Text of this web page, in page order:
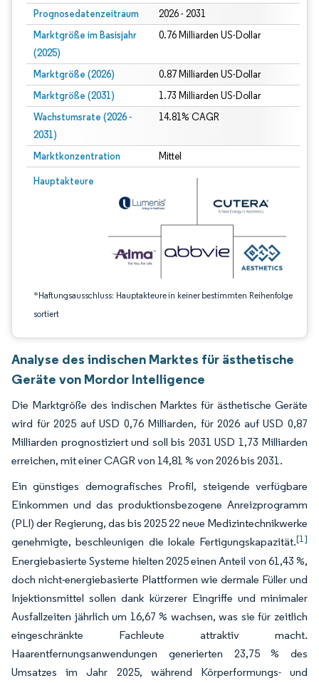
Prognosedatenzeitraum 2026 - 2031
Marktgröße im Basisjahr
(2025)
0.76 Milliarden US-Dollar
Marktgröße (2026) 0.87 Milliarden US-Dollar
Marktgröße (2031) 1.73 Milliarden US-Dollar
Wachstumsrate (2026 -
2031)
14.81% CAGR
Marktkonzentration Mittel
Hauptakteure
*Haftungsausschluss: Hauptakteure in keiner bestimmten Reihenfolge
sortiert
Bild © Mordor Intelligence. Wiederverwendung erfordert Namensnennung
Analyse des indischen Marktes für ästhetische
Geräte von Mordor Intelligence
Die Marktgröße des indischen Marktes für ästhetische Geräte
wird für 2025 auf USD 0,76 Milliarden, für 2026 auf USD 0,87
Milliarden prognostiziert und soll bis 2031 USD 1,73 Milliarden
erreichen, mit einer CAGR von 14,81 % von 2026 bis 2031.
Ein günstiges demografisches Profil, steigende verfügbare
Einkommen und das produktionsbezogene Anreizprogramm
(PLI) der Regierung, das bis 2025 22 neue Medizintechnikwerke
genehmigte, beschleunigen die lokale Fertigungskapazität.[1]
Energiebasierte Systeme hielten 2025 einen Anteil von 61,43 %,
doch nicht-energiebasierte Plattformen wie dermale Füller und
Injektionsmittel sollen dank kürzerer Eingriffe und minimaler
Ausfallzeiten jährlich um 16,67 % wachsen, was sie für zeitlich
eingeschränkte Fachleute attraktiv macht.
Haarentfernungsanwendungen generierten 23,75 % des
Umsatzes im Jahr 2025, während Körperformungs- und